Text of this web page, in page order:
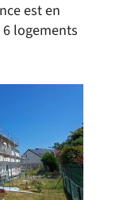
est en
logements